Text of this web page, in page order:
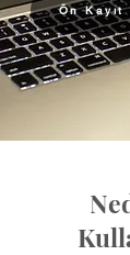
Ön Kayıt